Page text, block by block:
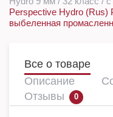
Perspective Hydro (Rus)
выбеленная
Все о товаре
Описание
Отзывы
0